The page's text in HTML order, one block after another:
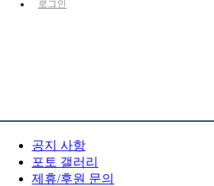
로그인
공지 사항
포토 갤러리
제휴/후원 문의